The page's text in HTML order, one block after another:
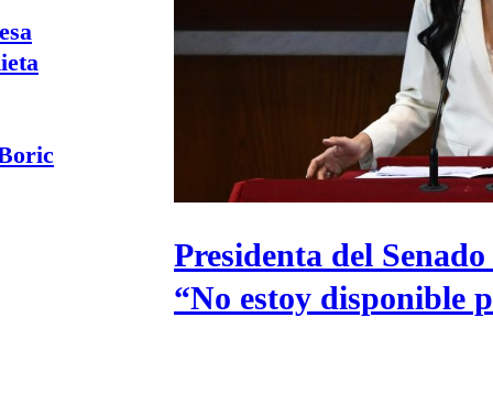
Universidad de Chile
Sustentabilidad
Presidenta del
“No estoy disponible